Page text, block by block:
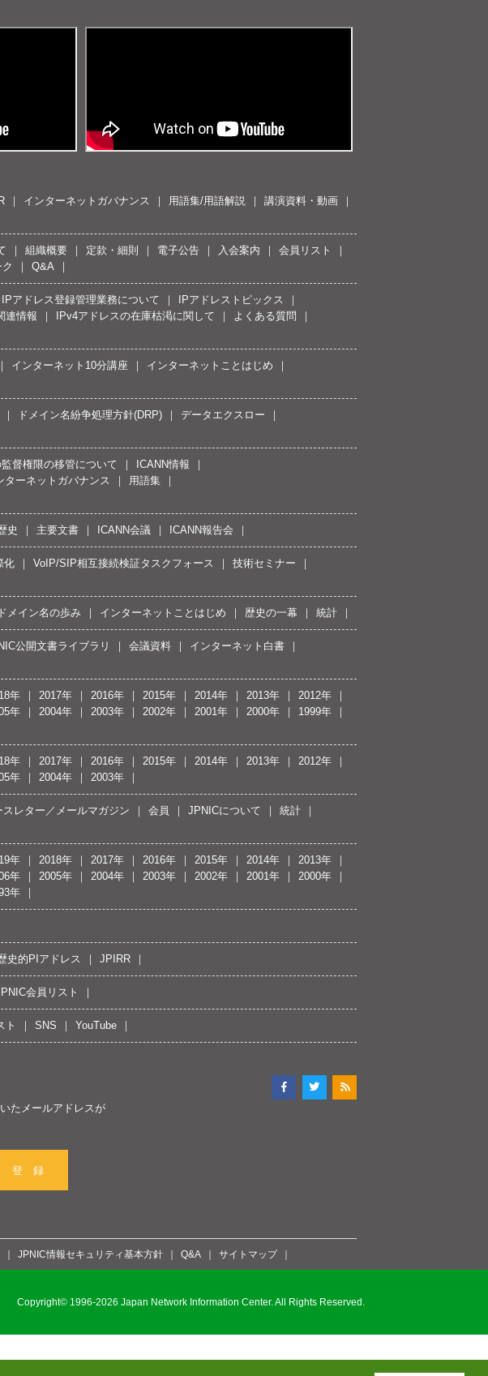
インターネットガバナンス 用語集/用語解説
講演資料・動画
組織概要 定款・細則 電子公告 入会案内
会員リスト
Q&A
IPアドレス登録管理業務について
IPアドレストピックス
連情報 IPv4アドレスの在庫枯渇に関して
よくある質問
インターネット10分講座
インターネットことはじめ
ドメイン名紛争処理方針(DRP)
データエクスロー
監督権限の移管について
ICANN情報
ターネットガバナンス
用語集
史 主要文書 ICANN会議 ICANN報告会
化 VoIP/SIP相互接続検証タスクフォース
技術セミナー
メイン名の歩み インターネットことはじめ 歴史の一幕 統計
公開文書ライブラリ 会議資料
インターネット白書
年 2017年 2016年 2015年 2014年 2013年
2012年
年 2004年 2003年 2002年 2001年 2000年
1999年
年 2017年 2016年 2015年 2014年 2013年
2012年
年 2004年 2003年
スレター／メールマガジン 会員 JPNICについて
統計
年 2018年 2017年 2016年 2015年 2014年
2013年
年 2005年 2004年 2003年 2002年 2001年
2000年
年
史的PIアドレス JPIRR
会員リスト
ト SNS YouTube
たメールアドレスが
登 録
JPNIC情報セキュリティ基本方針 Q&A サイトマップ
Copyright© 1996-2026 Japan Network Information Center. All Rights Reserved.